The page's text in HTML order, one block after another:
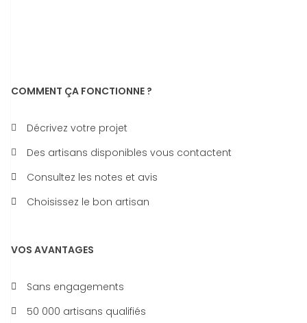
COMMENT ÇA FONCTIONNE ?
Décrivez votre projet
Des artisans disponibles vous contactent
Consultez les notes et avis
Choisissez le bon artisan
VOS AVANTAGES
Sans engagements
50 000 artisans qualifiés